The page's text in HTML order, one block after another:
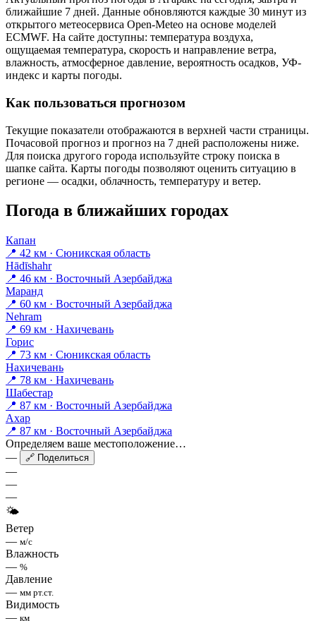
ближайшие 7 дней. Данные обновляются каждые 30 минут из
открытого метеосервиса Open-Meteo на основе моделей
ECMWF. На сайте доступны: температура воздуха,
ощущаемая температура, скорость и направление ветра,
влажность, атмосферное давление, вероятность осадков, УФ-
индекс и карты погоды.
Как пользоваться прогнозом
Текущие показатели отображаются в верхней части страницы.
Почасовой прогноз и прогноз на 7 дней расположены ниже.
Для поиска другого города используйте строку поиска в
шапке сайта. Карты погоды позволяют оценить ситуацию в
регионе — осадки, облачность, температуру и ветер.
Погода в ближайших городах
Капан
📍 42 км · Сюникская область
Hādīshahr
📍 46 км · Восточный Азербайджа
Маранд
📍 60 км · Восточный Азербайджа
Nehram
📍 69 км · Нахичевань
Горис
📍 73 км · Сюникская область
Нахичевань
📍 78 км · Нахичевань
Шабестар
📍 87 км · Восточный Азербайджа
Ахар
📍 87 км · Восточный Азербайджа
Определяем ваше местоположение…
—
🔗 Поделиться
—
—
—
🌤
Ветер
— м/с
Влажность
— %
Давление
— мм рт.ст.
Видимость
— км